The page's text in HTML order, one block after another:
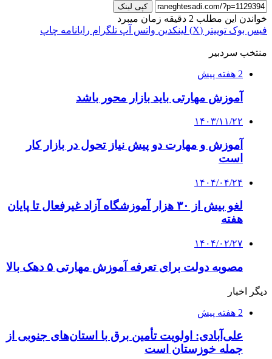
کپی لینک
خواندن این مطلب 2 دقیقه زمان میبرد
فیس بوک توییتر (X) لینکدین واتس آپ تلگرام رایانامه چاپ
منتخب سردبیر
2 هفته پیش
آموزش مهارتی باید بازار محور باشد
۱۴۰۳/۱۱/۲۲
آموزش و مهارت دو پیش نیاز تحول در بازار کار
است
۱۴۰۴/۰۴/۲۴
لغو بیش از ۳۰ هزار آموزشگاه آزاد غیرفعال تا پایان
هفته
۱۴۰۴/۰۲/۲۷
مصوبه دولت برای تعرفه آموزش مهارتی ۵ دهک بالا
دیگر اخبار
2 هفته پیش
علی‌آبادی: اولویت تأمین برق با استان‌های جنوبی از
جمله خوزستان است